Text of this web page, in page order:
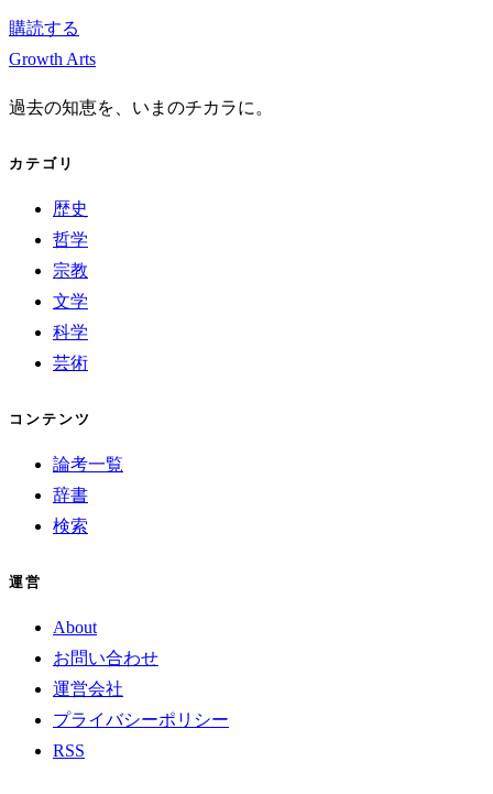
購読する
Growth Arts
過去の知恵を、いまのチカラに。
カテゴリ
歴史
哲学
宗教
文学
科学
芸術
コンテンツ
論考一覧
辞書
検索
運営
About
お問い合わせ
運営会社
プライバシーポリシー
RSS